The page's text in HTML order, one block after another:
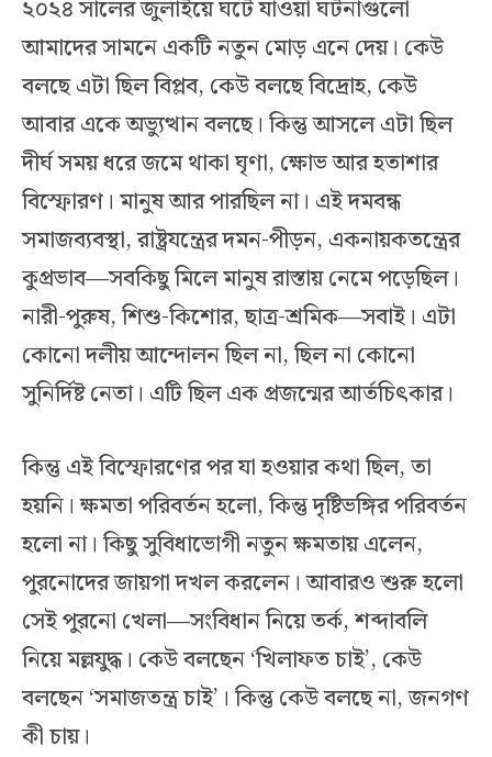
২০২৪ সালের জুলাইয়ে ঘটে যাওয়া ঘটনাগুলো
আমাদের সামনে একটি নতুন মোড় এনে দেয়। কেউ
বলছে এটা ছিল বিপ্লব, কেউ বলছে বিদ্রোহ, কেউ
আবার একে অভ্যুত্থান বলছে। কিন্তু আসলে এটা ছিল
দীর্ঘ সময় ধরে জমে থাকা ঘৃণা, ক্ষোভ আর হতাশার
বিস্ফোরণ। মানুষ আর পারছিল না। এই দমবন্ধ
সমাজব্যবস্থা, রাষ্ট্রযন্ত্রের দমন-পীড়ন, একনায়কতন্ত্রের
কুপ্রভাব—সবকিছু মিলে মানুষ রাস্তায় নেমে পড়েছিল।
নারী-পুরুষ, শিশু-কিশোর, ছাত্র-শ্রমিক—সবাই। এটা
কোনো দলীয় আন্দোলন ছিল না, ছিল না কোনো
সুনির্দিষ্ট নেতা। এটি ছিল এক প্রজন্মের আর্তচিৎকার।
কিন্তু এই বিস্ফোরণের পর যা হওয়ার কথা ছিল, তা
হয়নি। ক্ষমতা পরিবর্তন হলো, কিন্তু দৃষ্টিভঙ্গির পরিবর্তন
হলো না। কিছু সুবিধাভোগী নতুন ক্ষমতায় এলেন,
পুরনোদের জায়গা দখল করলেন। আবারও শুরু হলো
সেই পুরনো খেলা—সংবিধান নিয়ে তর্ক, শব্দাবলি
নিয়ে মল্লযুদ্ধ। কেউ বলছেন ‘খিলাফত চাই’, কেউ
বলছেন ‘সমাজতন্ত্র চাই’। কিন্তু কেউ বলছে না, জনগণ
কী চায়।